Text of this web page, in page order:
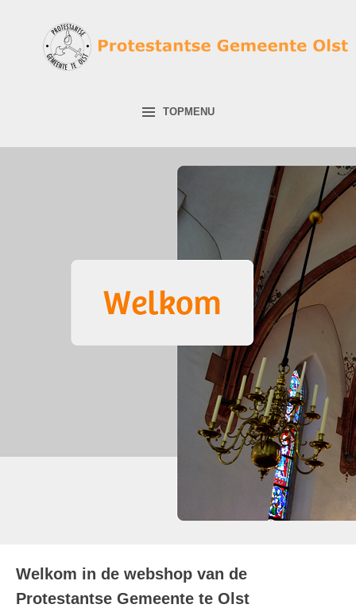
TOPMENU
Welkom in de webshop van de
Protestantse Gemeente te Olst